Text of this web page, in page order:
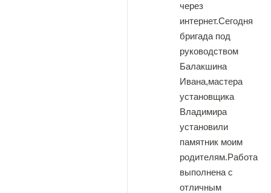
через
интернет.Сегодня
бригада под
руководством
Балакшина
Ивана,мастера
установщика
Владимира
установили
памятник моим
родителям.Работа
выполнена с
отличным